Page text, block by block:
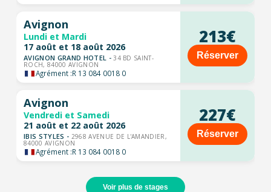
Avignon
Lundi et Mardi
17 août et 18 août 2026
AVIGNON GRAND HOTEL -34 BD SAINT-
ROCH, 84000 AVIGNON
Agrément :R 13 084 0018 0
213€
Réserver
Avignon
Vendredi et Samedi
21 août et 22 août 2026
IBIS STYLES - 2968 AVENUE DE L'AMANDIER,
84000 AVIGNON
Agrément :R 13 084 0018 0
227€
Réserver
Voir plus de stages